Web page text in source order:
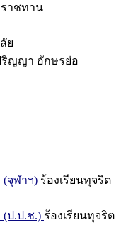
ราชทาน
ย
ญญา อักษรย่อ
(จุฬาฯ) ร้องเรียนทุจริต
(ป.ป.ช.) ร้องเรียนทุจริต